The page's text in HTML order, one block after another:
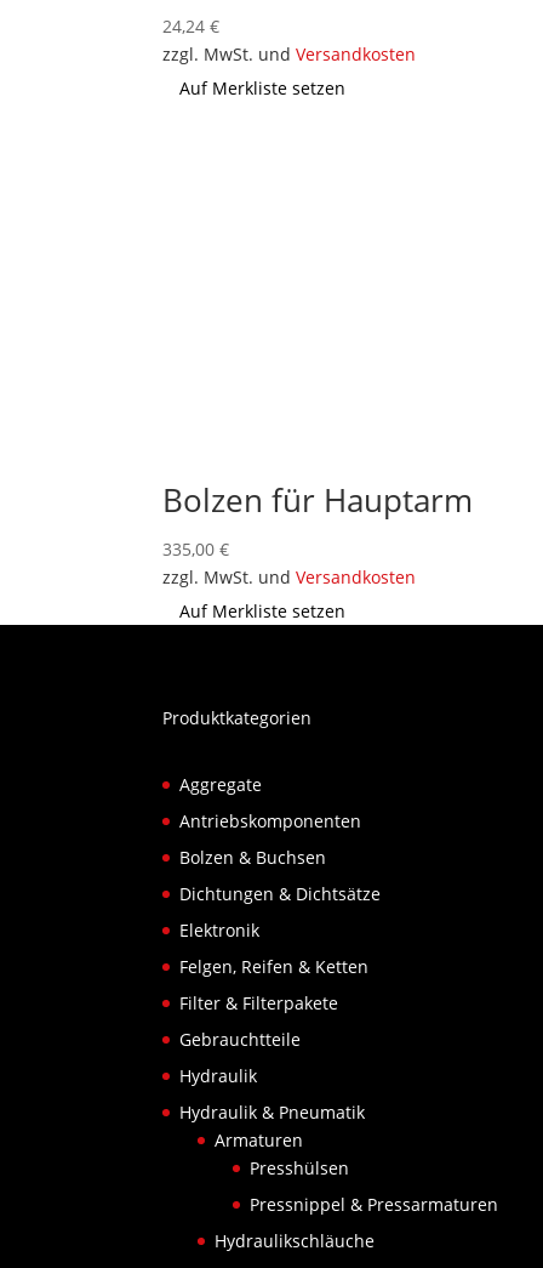
24,24€
zzgl. MwSt. undVersandkosten
Auf Merkliste setzen
Bolzen für Hauptarm
335,00€
zzgl. MwSt. undVersandkosten
Auf Merkliste setzen
Produktkategorien
Aggregate
Antriebskomponenten
Bolzen & Buchsen
Dichtungen & Dichtsätze
Elektronik
Felgen, Reifen & Ketten
Filter & Filterpakete
Gebrauchtteile
Hydraulik
Hydraulik & Pneumatik
Armaturen
Presshülsen
Pressnippel & Pressarmaturen
Hydraulikschläuche